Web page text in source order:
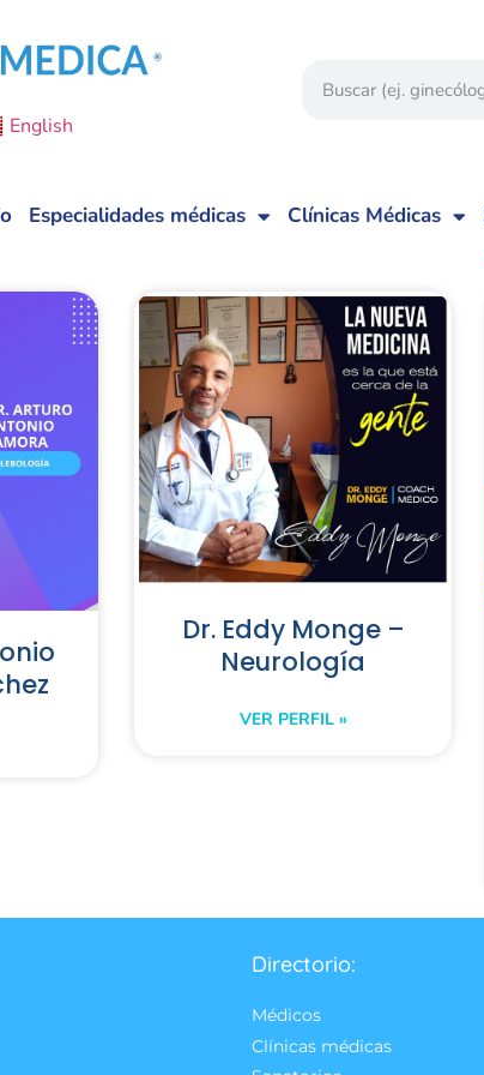
English
Especialidades médicas Clínicas Médicas
Dr. Eddy Monge –
Neurología
VER PERFIL »
Directorio:
Médicos
Clínicas médicas